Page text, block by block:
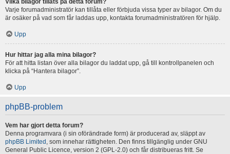
Vilka bilagor tillåts på detta forum?
Varje forumadministratör kan tillåta eller förbjuda vissa typer av bilagor. Om du
är osäker på vad som får laddas upp, kontakta forumadministratören för hjälp.
Upp
Hur hittar jag alla mina bilagor?
För att hitta listan över alla bilagor du laddat upp, gå till kontrollpanelen och
klicka på “Hantera bilagor”.
Upp
phpBB-problem
Vem har gjort detta forum?
Denna programvara (i sin oförändrade form) är producerad av, släppt av
phpBB Limited , som innehar rättigheten. Den finns tillgänglig under GNU
General Public Licence, version 2 (GPL-2.0) och får distribueras fritt. Se